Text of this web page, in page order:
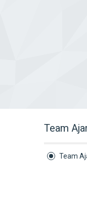
Team
Team